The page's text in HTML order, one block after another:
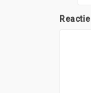
Reactie